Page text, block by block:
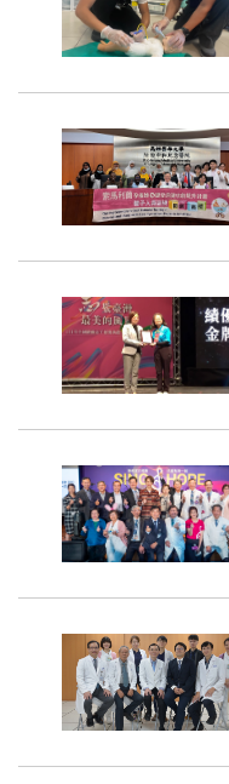
健康/養生
命理/信仰/宗教/宮廟/教會
演講/發表會/論壇/研討會
國際/全球
交通運輸
餐飲美食